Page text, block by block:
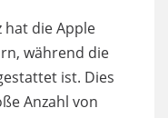
hat die Apple
während die
ist. Dies
Anzahl von